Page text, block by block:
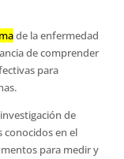
de la enfermedad
de comprender
para
de
conocidos en el
para medir y